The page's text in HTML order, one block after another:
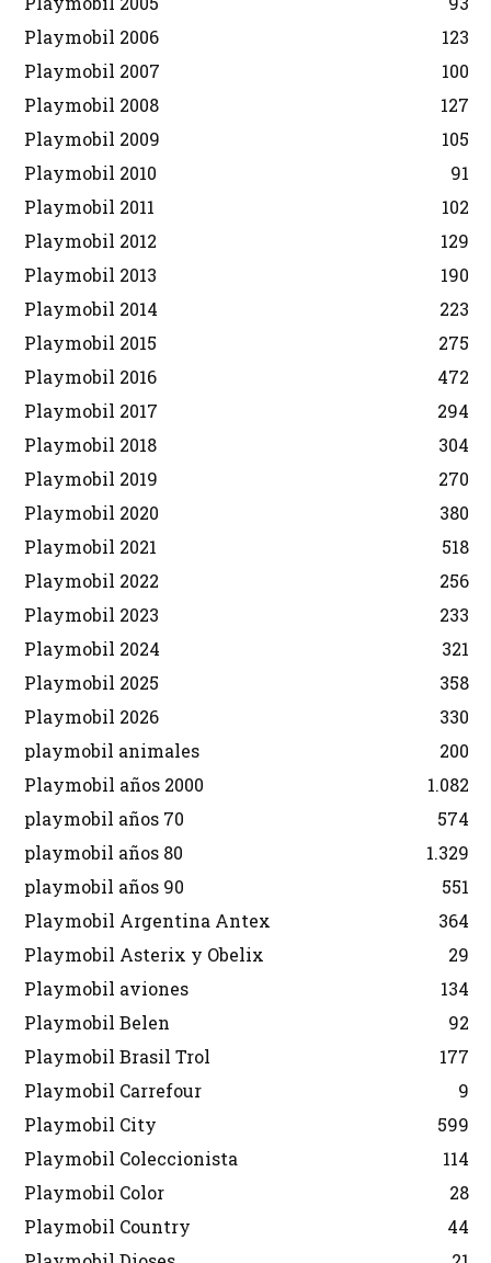
Playmobil 2006
123
Playmobil 2007
100
Playmobil 2008
127
Playmobil 2009
105
Playmobil 2010
91
Playmobil 2011
102
Playmobil 2012
129
Playmobil 2013
190
Playmobil 2014
223
Playmobil 2015
275
Playmobil 2016
472
Playmobil 2017
294
Playmobil 2018
304
Playmobil 2019
270
Playmobil 2020
380
Playmobil 2021
518
Playmobil 2022
256
Playmobil 2023
233
Playmobil 2024
321
Playmobil 2025
358
Playmobil 2026
330
playmobil animales
200
Playmobil años 2000
1.082
playmobil años 70
574
playmobil años 80
1.329
playmobil años 90
551
Playmobil Argentina Antex
364
Playmobil Asterix y Obelix
29
Playmobil aviones
134
Playmobil Belen
92
Playmobil Brasil Trol
177
Playmobil Carrefour
9
Playmobil City
599
Playmobil Coleccionista
114
Playmobil Color
28
Playmobil Country
44